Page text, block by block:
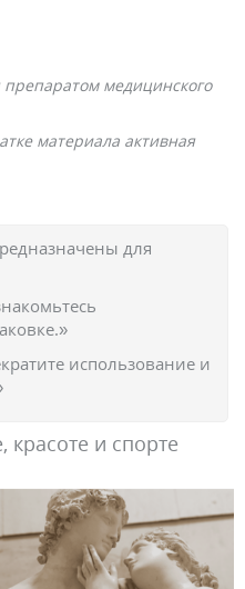
медицинского
материала активная
для
использование и
красоте и спорте